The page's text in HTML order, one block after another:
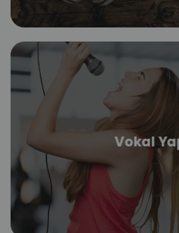
Vokal